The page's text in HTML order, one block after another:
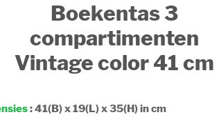
Boekentas 3
compartimenten
Vintage color 41 cm
: 41(B) x 19(L) x 35(H) in cm